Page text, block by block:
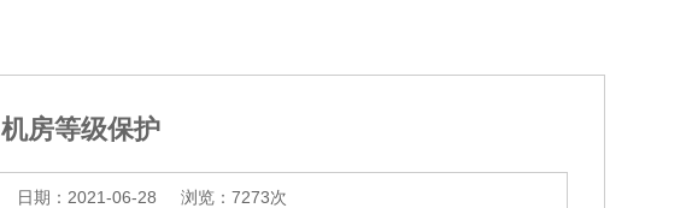
机房等级保护
日期：2021-06-28 浏览：7273次